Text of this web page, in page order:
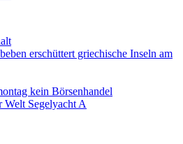
erschüttert griechische Inseln am
kein Börsenhandel
Welt Segelyacht A